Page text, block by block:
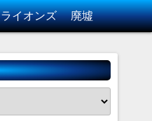
ライオンズ 廃墟